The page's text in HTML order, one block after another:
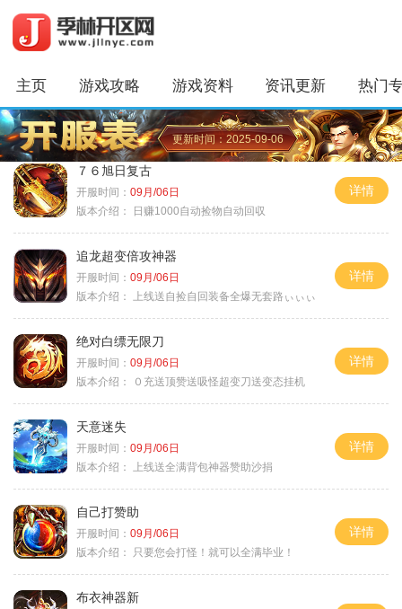
主页 游戏攻略 游戏资料 资讯更新 热门
更新时间：2025-09-06
７６旭日复古
开服时间： 09月/06日
版本介绍：
日赚1000自动捡物自动回収
详情
追龙超变倍攻神器
开服时间： 09月/06日
版本介绍：
上线送自捡自回装备全爆无套路ぃぃぃ
详情
绝对白缥无限刀
开服时间： 09月/06日
版本介绍：
０充送顶赞送吸怪超变刀送变态挂机
详情
天意迷失
开服时间： 09月/06日
版本介绍：
上线送全满背包神器赞助沙捐
详情
自己打赞助
开服时间： 09月/06日
版本介绍：
只要您会打怪！就可以全满毕业！
详情
布衣神器新